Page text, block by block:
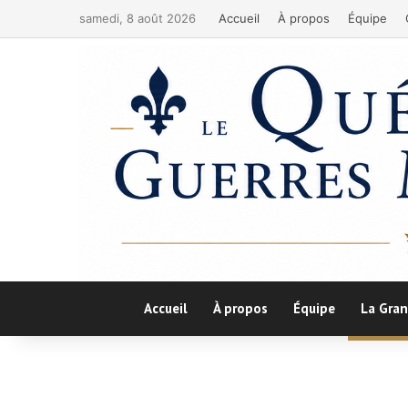
samedi, 8 août 2026 Accueil À propos Équipe
Accueil À propos Équipe La